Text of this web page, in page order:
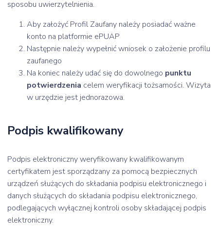
sposobu uwierzytelnienia.
Aby założyć Profil Zaufany należy posiadać ważne
konto na platformie ePUAP
Następnie należy wypełnić wniosek o założenie profilu
zaufanego
Na koniec należy udać się do dowolnego punktu
potwierdzenia celem weryfikacji tożsamości. Wizyta
w urzędzie jest jednorazowa.
Podpis kwalifikowany
Podpis elektroniczny weryfikowany kwalifikowanym
certyfikatem jest sporządzany za pomocą bezpiecznych
urządzeń służących do składania podpisu elektronicznego i
danych służących do składania podpisu elektronicznego,
podlegających wyłącznej kontroli osoby składającej podpis
elektroniczny.